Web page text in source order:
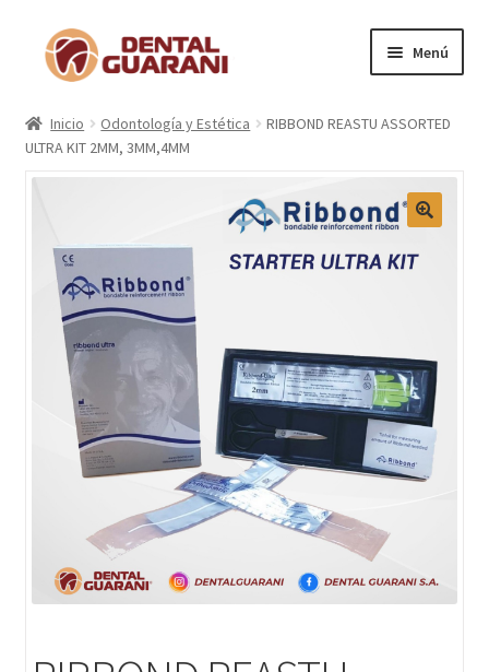
Menú
Inicio
Contactos
Categorías
Marcas
Carrito
Inicio Odontología y Estética
RIBBOND REASTU ASSORTED
ULTRA KIT 2MM, 3MM,4MM